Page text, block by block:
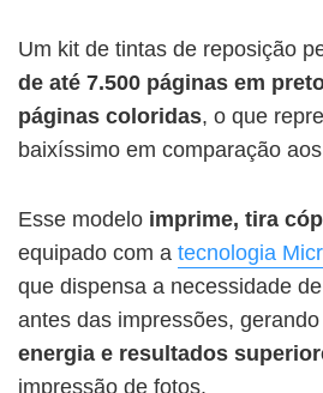
Um kit de tintas de reposição
de até 7.500 páginas em
páginas coloridas, o que
baixíssimo em comparação
Esse modelo imprime, tira
equipado com a tecnologia
que dispensa a necessidade
antes das impressões, gerando
energia e resultados
impressão de fotos.